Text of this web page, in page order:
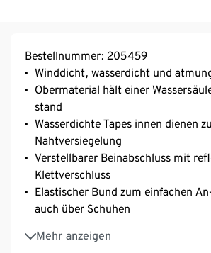
Bestellnummer: 205459
Winddicht, wasserdicht und
Obermaterial hält einer
stand
Wasserdichte Tapes innen dienen
Nahtversiegelung
Verstellbarer Beinabschluss mit
Klettverschluss
Elastischer Bund zum einfachen
auch über Schuhen
Mehr anzeigen
Taftfutter
Mit umweltschonender evoPel-